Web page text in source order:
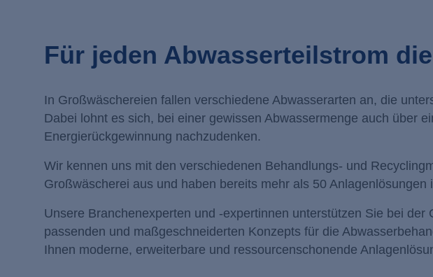
Für jeden Abwasserteilstrom
In Großwäschereien fallen verschiedene Abwasserarten an, die
Dabei lohnt es sich, bei einer gewissen Abwassermenge auch über
Energierückgewinnung nachzudenken.
Wir kennen uns mit den verschiedenen Behandlungs- und
Großwäscherei aus und haben bereits mehr als 50 Anlagenlösungen
Unsere Branchenexperten und -expertinnen unterstützen Sie bei
passenden und maßgeschneiderten Konzepts für die
Ihnen moderne, erweiterbare und ressourcenschonende